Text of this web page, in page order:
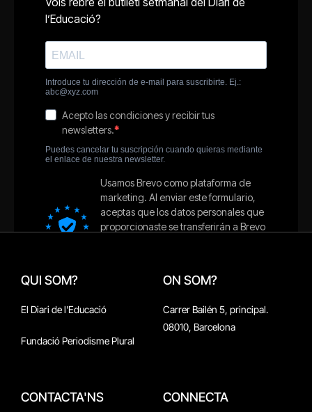
QUI SOM?
El Diari de l'Educació
Fundació Periodisme Plural
ON SOM?
Carrer Bailén 5, principal.
08010, Barcelona
CONTACTA'NS CONNECTA